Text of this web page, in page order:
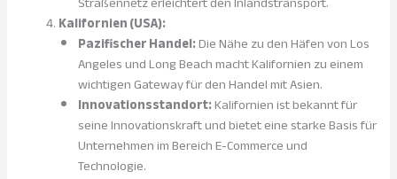
Kalifornien (USA):
Pazifischer Handel:Die Nähe zu den Häfen von Los
Angeles und Long Beach macht Kalifornien zu einem
wichtigen Gateway für den Handel mit Asien.
Innovationsstandort:Kalifornien ist bekannt für
seine Innovationskraft und bietet eine starke Basis für
Unternehmen im Bereich E-Commerce und
Technologie.